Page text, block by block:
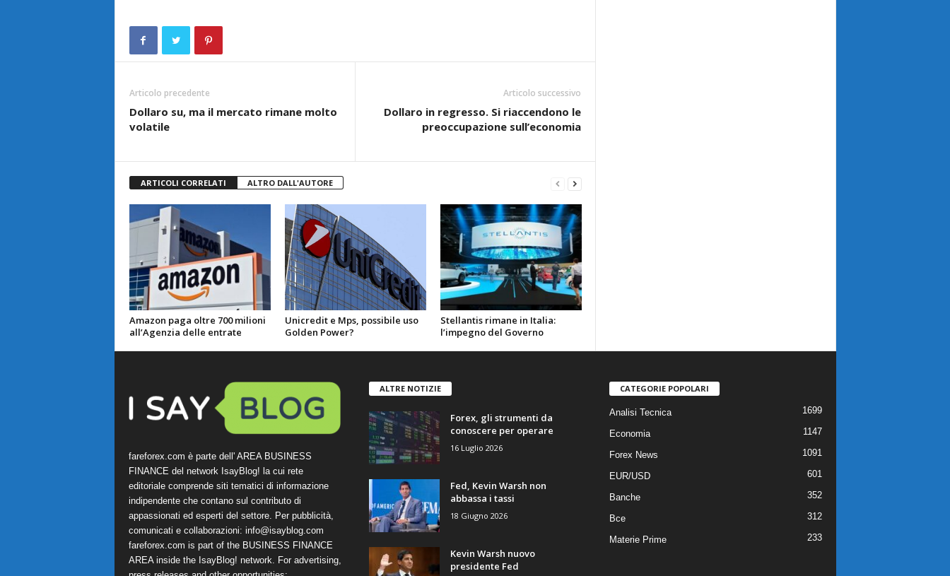
Articolo precedente
Dollaro su, ma il mercato rimane molto
volatile
Articolo successivo
Dollaro in regresso. Si riaccendono le
preoccupazione sull’economia
ARTICOLI CORRELATI ALTRO DALL'AUTORE
Amazon paga oltre 700 milioni
all’Agenzia delle entrate
Unicredit e Mps, possibile uso
Golden Power?
Stellantis rimane in Italia:
l’impegno del Governo
fareforex.com è parte dell' AREA BUSINESS
FINANCE del network IsayBlog! la cui rete
editoriale comprende siti tematici di informazione
indipendente che contano sul contributo di
appassionati ed esperti del settore. Per pubblicità,
comunicati e collaborazioni: info@isayblog.com
fareforex.com is part of the BUSINESS FINANCE
AREA inside the IsayBlog! network. For advertising,
ALTRE NOTIZIE
Forex, gli strumenti da
conoscere per operare
16 Luglio 2026
Fed, Kevin Warsh non
abbassa i tassi
18 Giugno 2026
Kevin Warsh nuovo
presidente Fed
CATEGORIE POPOLARI
Analisi Tecnica 1699
Economia 1147
Forex News 1091
EUR/USD 601
Banche 352
Bce 312
Materie Prime 233